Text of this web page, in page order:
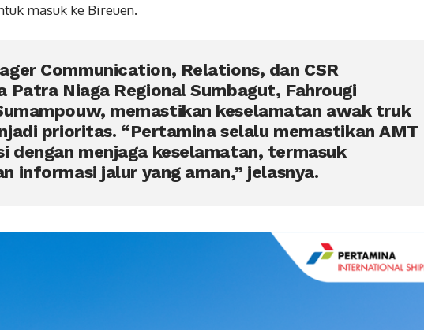
masuk ke Bireuen.
Communication, Relations, dan CSR
Patra Niaga Regional Sumbagut, Fahrougi
memastikan keselamatan awak truk
prioritas. “Pertamina selalu memastikan AMT
dengan menjaga keselamatan, termasuk
informasi jalur yang aman,” jelasnya.